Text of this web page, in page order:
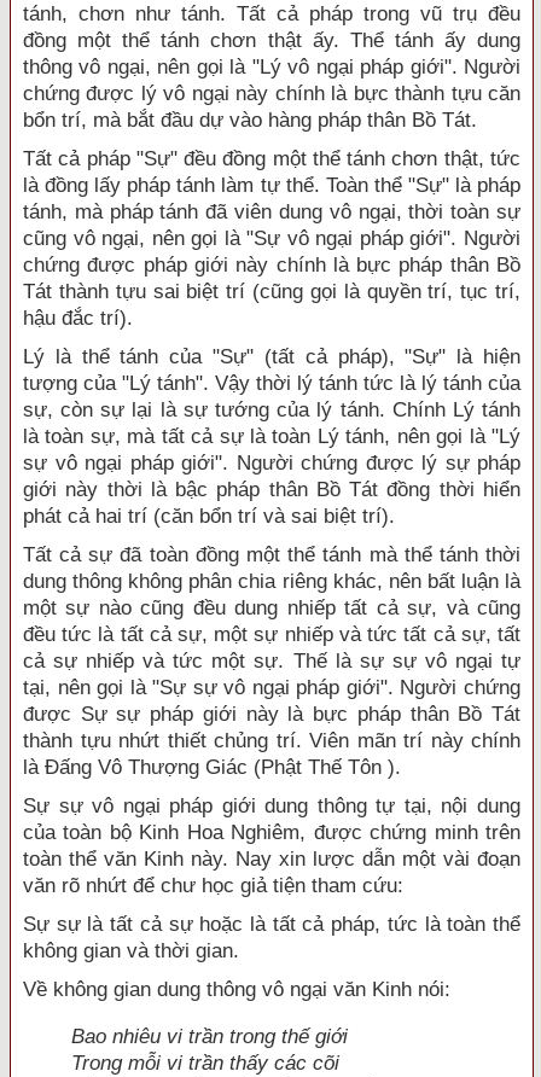
tánh, chơn như tánh. Tất cả pháp trong vũ trụ đều
đồng một thể tánh chơn thật ấy. Thể tánh ấy dung
thông vô ngại, nên gọi là "Lý vô ngại pháp giới". Người
chứng được lý vô ngại này chính là bực thành tựu căn
bổn trí, mà bắt đầu dự vào hàng pháp thân Bồ Tát.
Tất cả pháp "Sự" đều đồng một thể tánh chơn thật, tức
là đồng lấy pháp tánh làm tự thể. Toàn thể "Sự" là pháp
tánh, mà pháp tánh đã viên dung vô ngại, thời toàn sự
cũng vô ngại, nên gọi là "Sự vô ngại pháp giới". Người
chứng được pháp giới này chính là bực pháp thân Bồ
Tát thành tựu sai biệt trí (cũng gọi là quyền trí, tục trí,
hậu đắc trí).
Lý là thể tánh của "Sự" (tất cả pháp), "Sự" là hiện
tượng của "Lý tánh". Vậy thời lý tánh tức là lý tánh của
sự, còn sự lại là sự tướng của lý tánh. Chính Lý tánh
là toàn sự, mà tất cả sự là toàn Lý tánh, nên gọi là "Lý
sự vô ngại pháp giới". Người chứng được lý sự pháp
giới này thời là bậc pháp thân Bồ Tát đồng thời hiển
phát cả hai trí (căn bổn trí và sai biệt trí).
Tất cả sự đã toàn đồng một thể tánh mà thể tánh thời
dung thông không phân chia riêng khác, nên bất luận là
một sự nào cũng đều dung nhiếp tất cả sự, và cũng
đều tức là tất cả sự, một sự nhiếp và tức tất cả sự, tất
cả sự nhiếp và tức một sự. Thế là sự sự vô ngại tự
tại, nên gọi là "Sự sự vô ngại pháp giới". Người chứng
được Sự sự pháp giới này là bực pháp thân Bồ Tát
thành tựu nhứt thiết chủng trí. Viên mãn trí này chính
là Ðấng Vô Thượng Giác (Phật Thế Tôn ).
Sự sự vô ngại pháp giới dung thông tự tại, nội dung
của toàn bộ Kinh Hoa Nghiêm, được chứng minh trên
toàn thể văn Kinh này. Nay xin lược dẫn một vài đoạn
văn rõ nhứt để chư học giả tiện tham cứu:
Sự sự là tất cả sự hoặc là tất cả pháp, tức là toàn thể
không gian và thời gian.
Về không gian dung thông vô ngại văn Kinh nói:
Bao nhiêu vi trần trong thế giới
Trong mỗi vi trần thấy các cõi